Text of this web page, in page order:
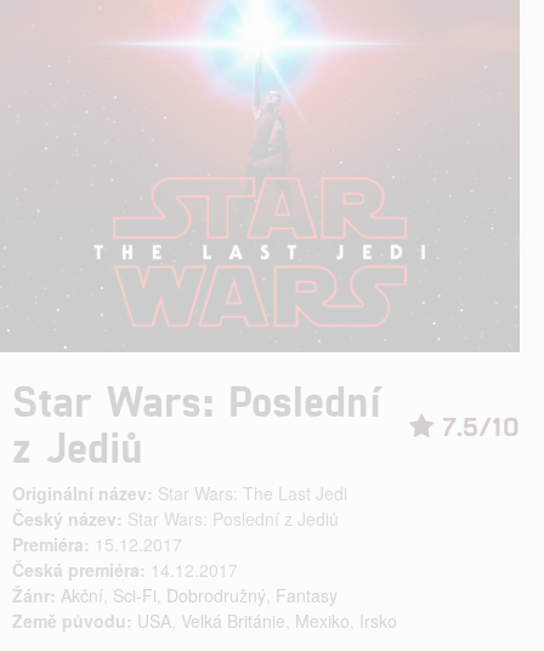
7.5/10
Star Wars: Poslední
z Jediů
Originální název: Star Wars: The Last Jedi
Český název: Star Wars: Poslední z Jediů
Premiéra: 15.12.2017
Česká premiéra: 14.12.2017
Žánr: Akční, Sci-Fi, Dobrodružný, Fantasy
Země původu: USA, Velká Británie, Mexiko, Irsko